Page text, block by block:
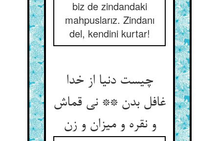
biz de zindandaki
mahpuslarız. Zindanı
del, kendini kurtar!
چیست دنیا از خدا
غافل بدن ** نی قماش
و نقره و میزان و زن‌‌